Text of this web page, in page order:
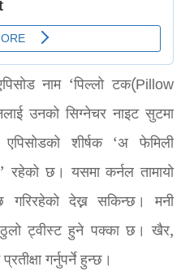
नाम ‘पिल्लो टक(Pillow
उनको सिग्नेचर नाइट सुटमा
शीर्षक ‘अ फेमिली
छ। यसमा कर्नल तामायो
देख्न सकिन्छ। मनी
ठुलो ट्वीस्ट हुने पक्का छ। खैर,
गर्नुपर्ने हुन्छ।